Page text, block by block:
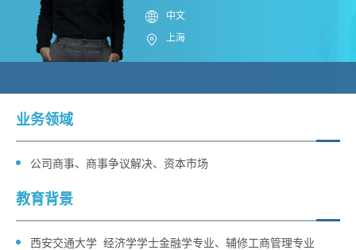
中文
上海
业务领域
​公司商事、商事争议解决、资本市场
教育背景
西安交通大学 经济学学士金融学专业、辅修工商管理专业